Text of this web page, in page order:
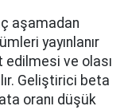
aşamadan
yayınlanır
ve olası
Geliştirici beta
oranı düşük